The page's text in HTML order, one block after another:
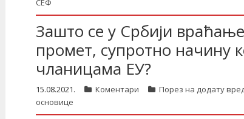
СЕФ
Зашто се у Србији
промет, супротно начину
чланицама ЕУ?
15.08.2021. Коментари Порез на додату
основице